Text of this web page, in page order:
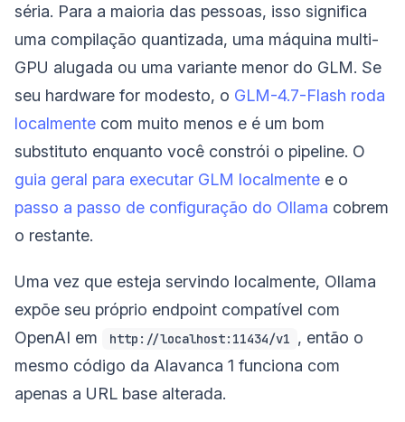
séria. Para a maioria das pessoas, isso significa
uma compilação quantizada, uma máquina multi-
GPU alugada ou uma variante menor do GLM. Se
seu hardware for modesto, o GLM-4.7-Flash roda
localmente com muito menos e é um bom
substituto enquanto você constrói o pipeline. O
guia geral para executar GLM localmente e o
passo a passo de configuração do Ollama cobrem
o restante.
Uma vez que esteja servindo localmente, Ollama
expõe seu próprio endpoint compatível com
OpenAI em
http://localhost:11434/v1 , então o
mesmo código da Alavanca 1 funciona com
apenas a URL base alterada.